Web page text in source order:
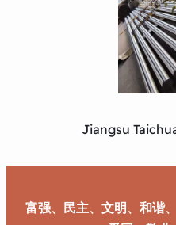
Jiangsu
富强、民主、文明、和谐